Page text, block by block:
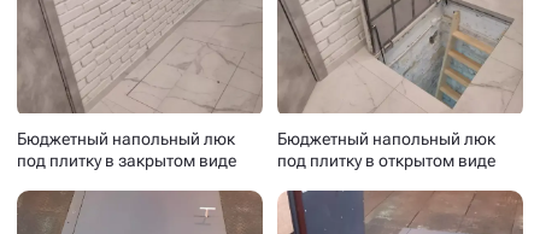
Бюджетный напольный люк
под плитку в закрытом виде
Бюджетный напольный люк
под плитку в открытом виде